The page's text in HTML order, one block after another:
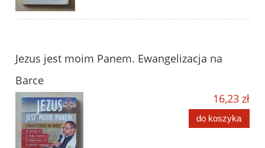
Jezus jest moim Panem. Ewangelizacja na
Barce
16,23 zł
do koszyka